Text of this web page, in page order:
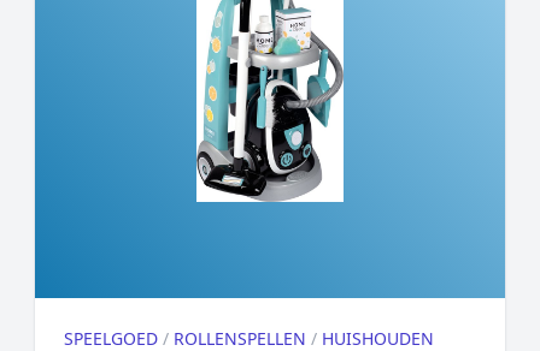
SPEELGOED / ROLLENSPELLEN / HUISHOUDEN